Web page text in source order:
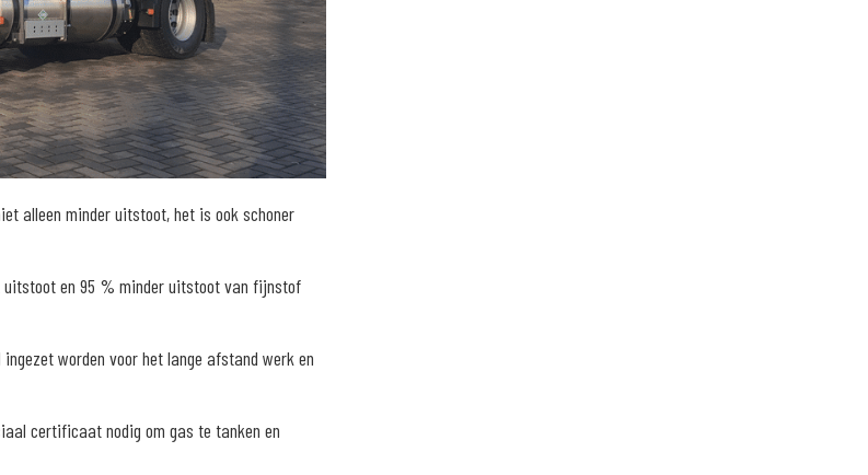
alleen minder uitstoot, het is ook schoner
uitstoot en 95 % minder uitstoot van fijnstof
worden voor het lange afstand werk en
certificaat nodig om gas te tanken en